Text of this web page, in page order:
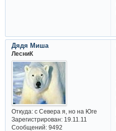
Дядя Миша
ЛесниК
Откуда:с Севера я, но на Юге
Зарегистрирован: 19.11.11
Сообщений:9492